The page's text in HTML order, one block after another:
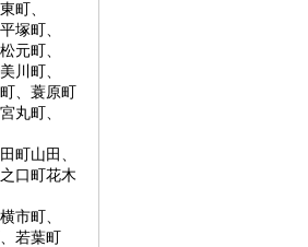
町、
塚町、
元町、
川町、
、蓑原町
丸町、
町山田、
口町花木
市町、
若葉町